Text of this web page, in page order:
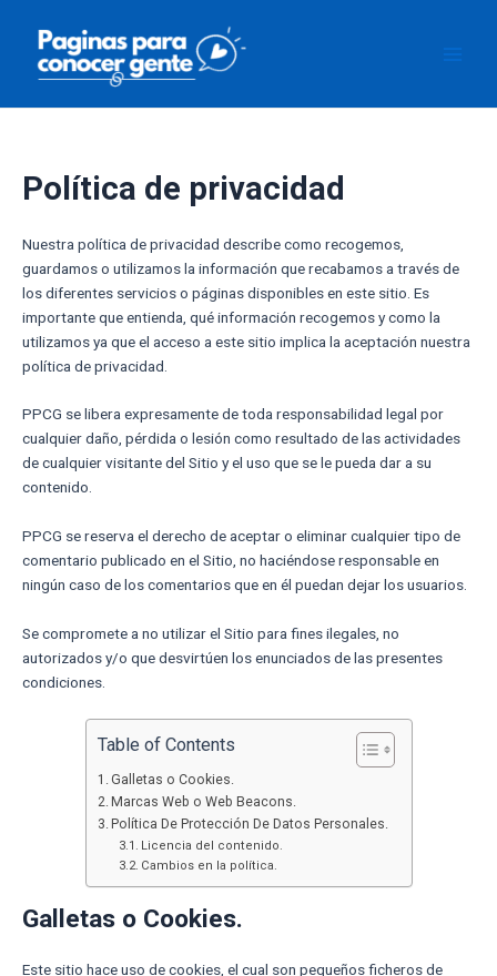
contenido
Política de privacidad
Nuestra política de privacidad describe como recogemos,
guardamos o utilizamos la información que recabamos a través de
los diferentes servicios o páginas disponibles en este sitio. Es
importante que entienda, qué información recogemos y como la
utilizamos ya que el acceso a este sitio implica la aceptación nuestra
política de privacidad.
PPCG se libera expresamente de toda responsabilidad legal por
cualquier daño, pérdida o lesión como resultado de las actividades
de cualquier visitante del Sitio y el uso que se le pueda dar a su
contenido.
PPCG se reserva el derecho de aceptar o eliminar cualquier tipo de
comentario publicado en el Sitio, no haciéndose responsable en
ningún caso de los comentarios que en él puedan dejar los usuarios.
Se compromete a no utilizar el Sitio para fines ilegales, no
autorizados y/o que desvirtúen los enunciados de las presentes
condiciones.
Table of Contents
Galletas o Cookies.
Marcas Web o Web Beacons.
Política De Protección De Datos Personales.
Licencia del contenido.
Cambios en la política.
Galletas o Cookies.
Este sitio hace uso de cookies, el cual son pequeños ficheros de